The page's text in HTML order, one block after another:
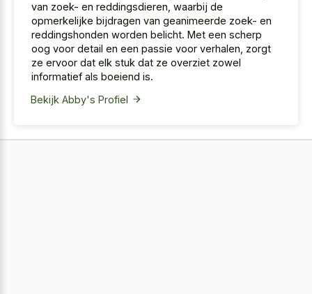
van zoek- en reddingsdieren, waarbij de
opmerkelijke bijdragen van geanimeerde zoek- en
reddingshonden worden belicht. Met een scherp
oog voor detail en een passie voor verhalen, zorgt
ze ervoor dat elk stuk dat ze overziet zowel
informatief als boeiend is.
Bekijk Abby's Profiel